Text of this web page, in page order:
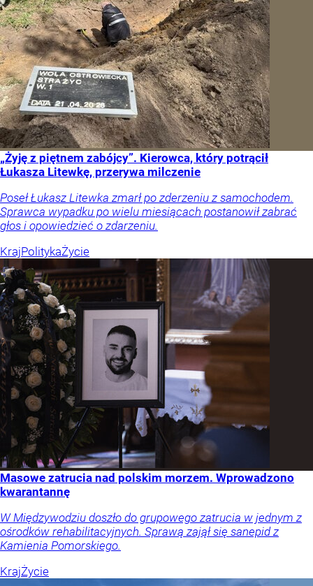
„Żyję z piętnem zabójcy”. Kierowca, który potrącił
Łukasza Litewkę, przerywa milczenie
Poseł Łukasz Litewka zmarł po zderzeniu z samochodem.
Sprawca wypadku po wielu miesiącach postanowił zabrać
głos i opowiedzieć o zdarzeniu.
KrajPolitykaŻycie
Masowe zatrucia nad polskim morzem. Wprowadzono
kwarantannę
W Międzywodziu doszło do grupowego zatrucia w jednym z
ośrodków rehabilitacyjnych. Sprawą zajął się sanepid z
Kamienia Pomorskiego.
KrajŻycie